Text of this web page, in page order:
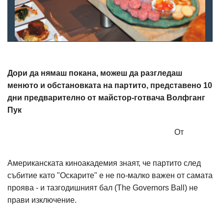
Дори да нямаш покана, можеш да разгледаш
менюто и обстановката на партито, представено 10
дни предварително от майстор-готвача Волфганг
Пук
От
Американската киноакадемия знаят, че партито след
събитие като "Оскарите" е не по-малко важен от самата
проява - и тазгодишният бал (The Governors Ball) не
прави изключение.